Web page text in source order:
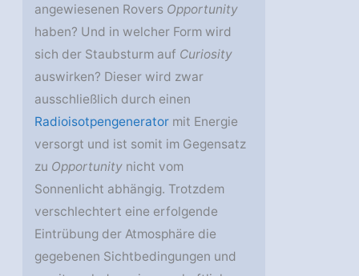
angewiesenen Rovers Opportunity
haben? Und in welcher Form wird
sich der Staubsturm auf Curiosity
auswirken? Dieser wird zwar
ausschließlich durch einen
Radioisotpengenerator mit Energie
versorgt und ist somit im Gegensatz
zu Opportunity nicht vom
Sonnenlicht abhängig. Trotzdem
verschlechtert eine erfolgende
Eintrübung der Atmosphäre die
gegebenen Sichtbedingungen und